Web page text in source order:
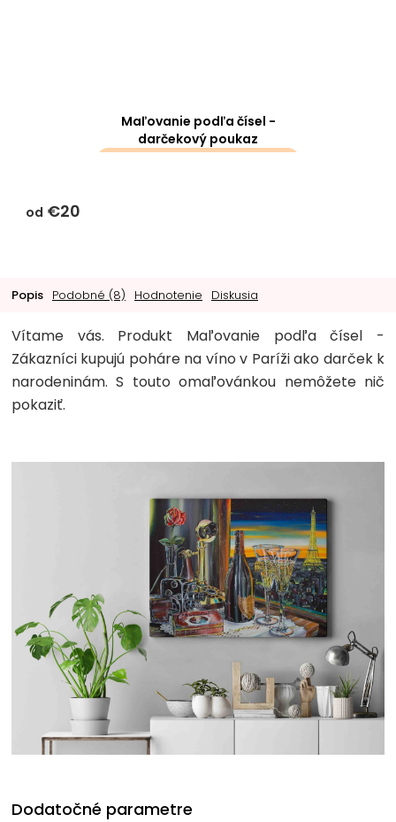
Maľovanie podľa čísel -
darčekový poukaz
od €20
Popis Podobné (8) Hodnotenie Diskusia
Vítame vás. Produkt Maľovanie podľa čísel -
Zákazníci kupujú poháre na víno v Paríži ako darček k
narodeninám. S touto omaľovánkou nemôžete nič
pokaziť.
Dodatočné parametre